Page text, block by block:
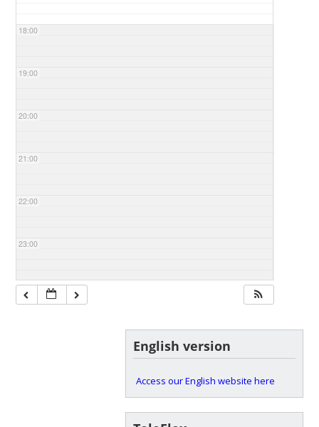
18:00
19:00
20:00
21:00
22:00
23:00
English version
Access our English website here